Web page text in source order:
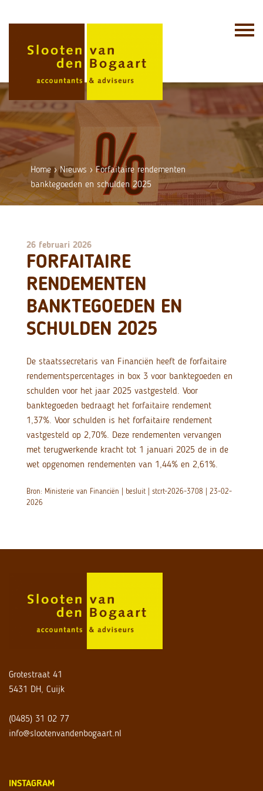
Home›Nieuws ›Forfaitaire rendementen
banktegoeden en schulden 2025
26 februari 2026
FORFAITAIRE
RENDEMENTEN
BANKTEGOEDEN EN
SCHULDEN 2025
De staatssecretaris van Financiën heeft de forfaitaire
rendementspercentages in box 3 voor banktegoeden en
schulden voor het jaar 2025 vastgesteld. Voor
banktegoeden bedraagt het forfaitaire rendement
1,37%. Voor schulden is het forfaitaire rendement
vastgesteld op 2,70%. Deze rendementen vervangen
met terugwerkende kracht tot 1 januari 2025 de in de
wet opgenomen rendementen van 1,44% en 2,61%.
Bron: Ministerie van Financiën | besluit | stcrt-2026-3708 | 23-02-
2026
Grotestraat 41
5431 DH, Cuijk
(0485) 31 02 77
info@slootenvandenbogaart.nl
INSTAGRAM